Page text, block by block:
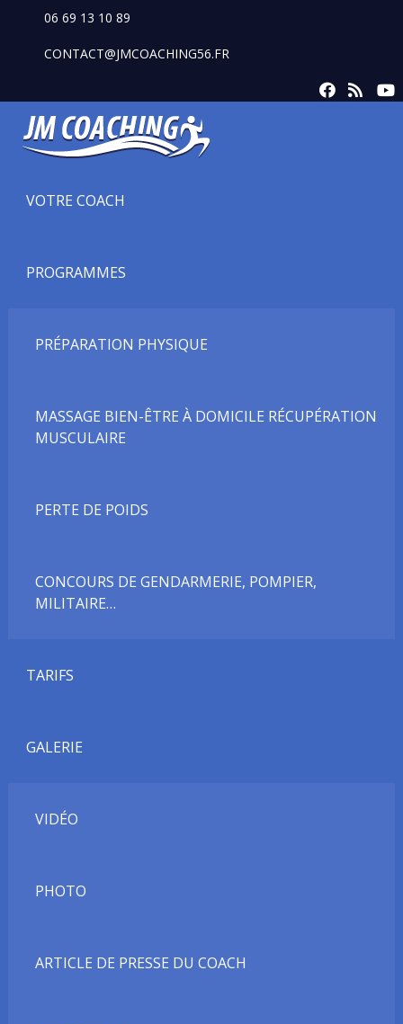
06 69 13 10 89
CONTACT@JMCOACHING56.FR
VOTRE COACH
PROGRAMMES
PRÉPARATION PHYSIQUE
MASSAGE BIEN-ÊTRE À DOMICILE RÉCUPÉRATION
MUSCULAIRE
PERTE DE POIDS
CONCOURS DE GENDARMERIE, POMPIER,
MILITAIRE…
TARIFS
GALERIE
VIDÉO
PHOTO
ARTICLE DE PRESSE DU COACH